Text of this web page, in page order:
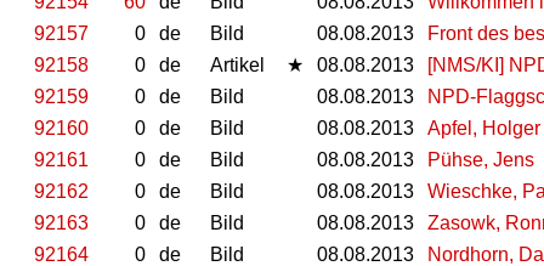
92157
0 de Bild 08.08.2013
Front des
92158
0 de Artikel ★ 08.08.2013
[NMS/KI]
92159
0 de Bild 08.08.2013
NPD-
92160
0 de Bild 08.08.2013
Apfel, Holger
92161
0 de Bild 08.08.2013
Pühse, Jens
92162
0 de Bild 08.08.2013
Wieschke,
92163
0 de Bild 08.08.2013
Zasowk,
92164
0 de Bild 08.08.2013
Nordhorn,